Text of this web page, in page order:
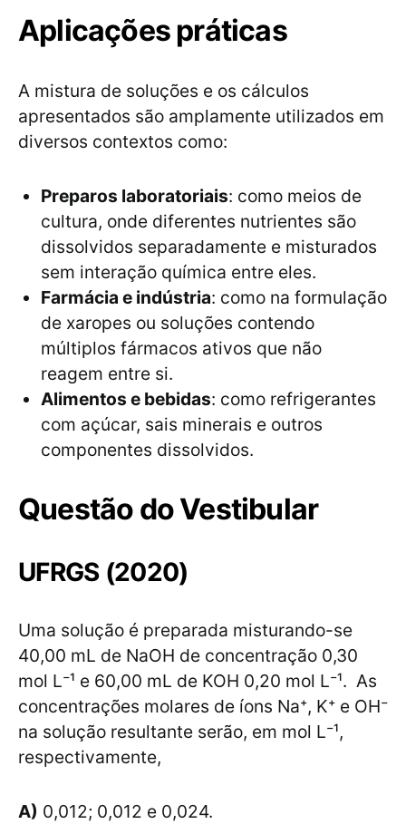
Aplicações práticas
A mistura de soluções e os cálculos
apresentados são amplamente utilizados em
diversos contextos como:
Preparos laboratoriais: como meios de
cultura, onde diferentes nutrientes são
dissolvidos separadamente e misturados
sem interação química entre eles.
Farmácia e indústria: como na formulação
de xaropes ou soluções contendo
múltiplos fármacos ativos que não
reagem entre si.
Alimentos e bebidas: como refrigerantes
com açúcar, sais minerais e outros
componentes dissolvidos.
Questão do Vestibular
UFRGS (2020)
Uma solução é preparada misturando-se
40,00 mL de NaOH de concentração 0,30
mol L⁻¹ e 60,00 mL de KOH 0,20 mol L⁻¹. As
concentrações molares de íons Na⁺, K⁺ e OH⁻
na solução resultante serão, em mol L⁻¹,
respectivamente,
A) 0,012; 0,012 e 0,024.